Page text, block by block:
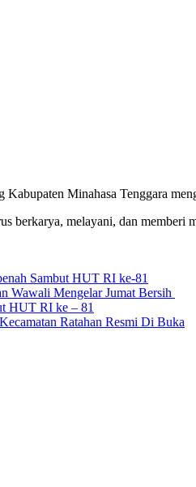
Kabupaten Minahasa Tenggara
berkarya, melayani, dan memberi
Sambut HUT RI ke-81
Wawali Mengelar Jumat Bersih
HUT RI ke – 81
Ratahan Resmi Di Buka